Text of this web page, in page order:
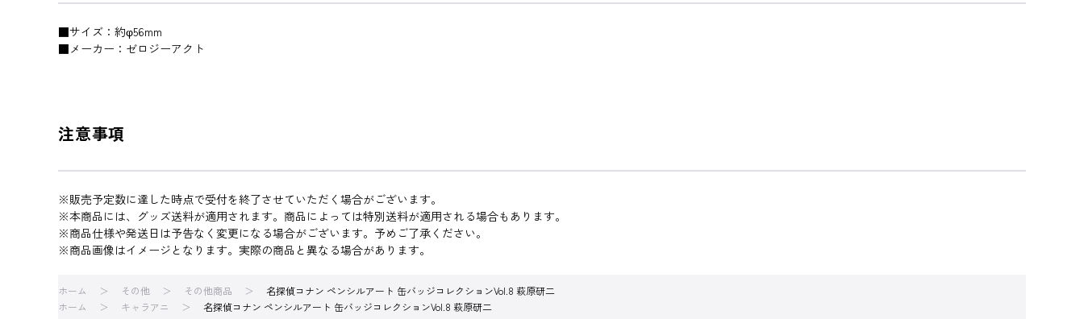
■サイズ：約φ56mm
■メーカー：ゼロジーアクト
注意事項
※販売予定数に達した時点で受付を終了させていただく場合がございます。
※本商品には、グッズ送料が適用されます。商品によっては特別送料が適用される場合もあります。
※商品仕様や発送日は予告なく変更になる場合がございます。予めご了承ください。
※商品画像はイメージとなります。実際の商品と異なる場合があります。
ホーム その他 その他商品
名探偵コナン ペンシルアート 缶バッジコレクションVol.8 萩原研二
ホーム
キャラアニ 名探偵コナン ペンシルアート 缶バッジコレクションVol.8 萩原研二